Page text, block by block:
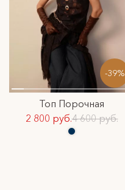
-39%
Топ Порочная
2 800 руб.4 600 руб.